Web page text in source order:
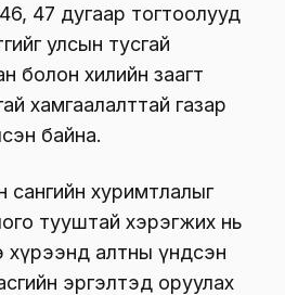
47 дугаар тогтоолууд
улсын тусгай
болон хилийн заагт
хамгаалалттай газар
байна.
сангийн хуримтлалыг
тууштай хэрэгжих нь
хүрээнд алтны үндсэн
эргэлтэд оруулах